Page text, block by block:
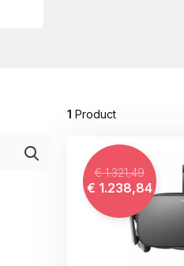
1 Product
€ 1.321,49
€ 1.238,84